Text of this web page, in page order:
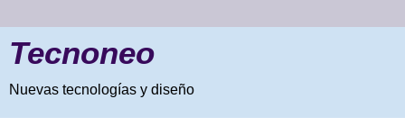
Tecnoneo
Nuevas tecnologías y diseño